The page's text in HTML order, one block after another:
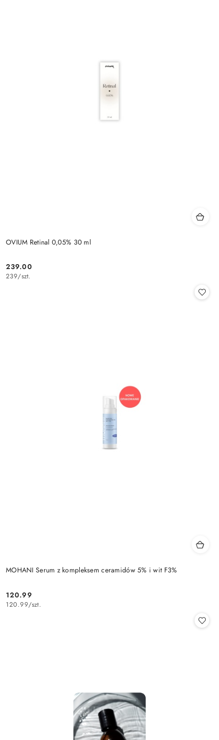
OVIUM Retinal 0,05% 30 ml
Cena:
239.00
239/szt.
MOHANI Serum z kompleksem ceramidów 5% i wit F3%
Cena:
120.99
120.99/szt.